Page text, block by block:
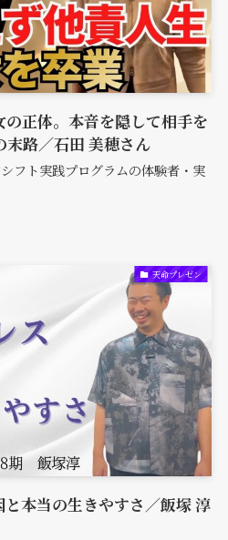
の正体。本音を隠して相手を
末路／石田 美穂さん
フト実践プログラムの体験者・実
天命プレゼン
本当の生きやすさ／飯塚 淳